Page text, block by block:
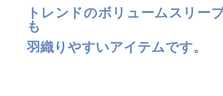
トレンドのボリュームスリー
も
羽織りやすいアイテムです。